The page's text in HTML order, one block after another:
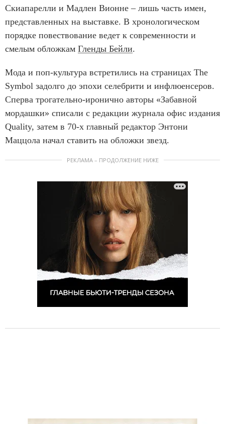
Скиапарелли и Мадлен Вионне – лишь часть имен,
представленных на выставке. В хронологическом
порядке повествование ведет к современности и
смелым обложкам Гленды Бейли.
Мода и поп-культура встретились на страницах The
Symbol задолго до эпохи селебрити и инфлюенсеров.
Сперва трогательно-иронично авторы «Забавной
мордашки» списали с редакции журнала офис издания
Quality, затем в 70-х главный редактор Энтони
Маццола начал ставить на обложки звезд.
РЕКЛАМА – ПРОДОЛЖЕНИЕ НИЖЕ